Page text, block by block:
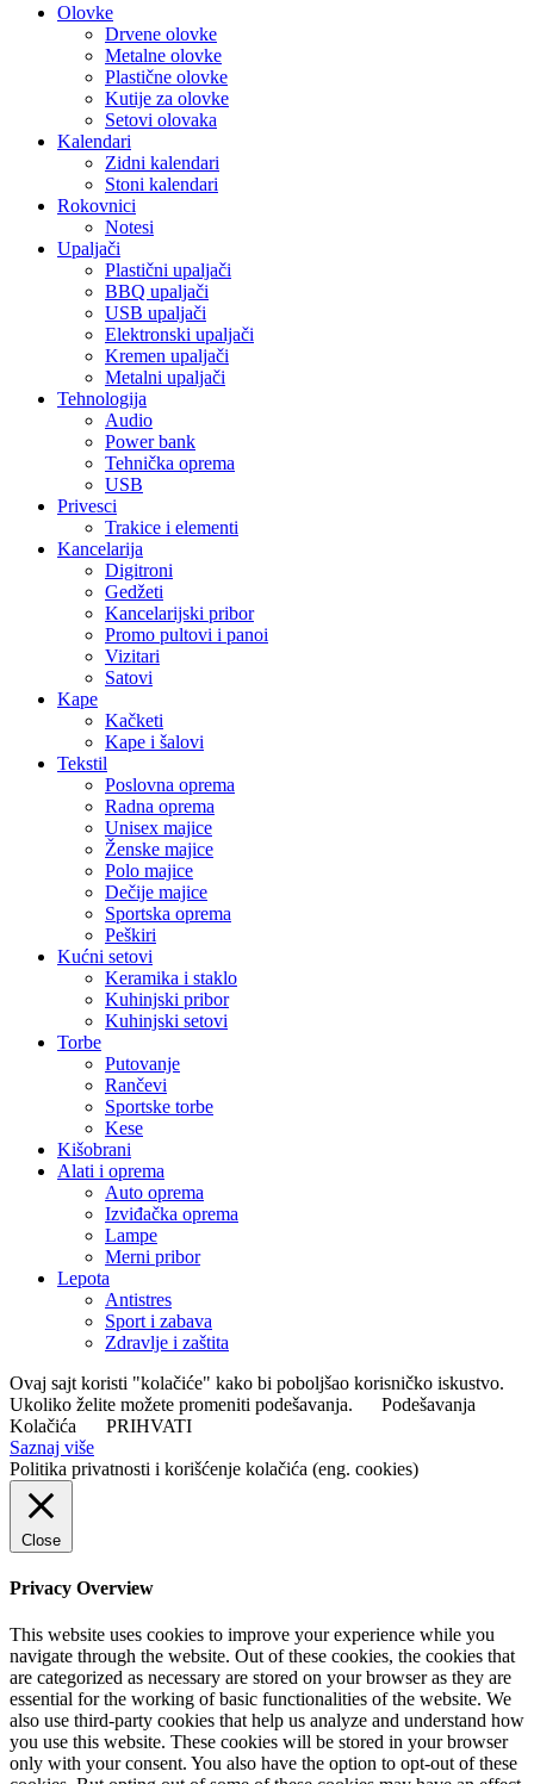
Olovke
Drvene olovke
Metalne olovke
Plastične olovke
Kutije za olovke
Setovi olovaka
Kalendari
Zidni kalendari
Stoni kalendari
Rokovnici
Notesi
Upaljači
Plastični upaljači
BBQ upaljači
USB upaljači
Elektronski upaljači
Kremen upaljači
Metalni upaljači
Tehnologija
Audio
Power bank
Tehnička oprema
USB
Privesci
Trakice i elementi
Kancelarija
Digitroni
Gedžeti
Kancelarijski pribor
Promo pultovi i panoi
Vizitari
Satovi
Kape
Kačketi
Kape i šalovi
Tekstil
Poslovna oprema
Radna oprema
Unisex majice
Ženske majice
Polo majice
Dečije majice
Sportska oprema
Peškiri
Kućni setovi
Keramika i staklo
Kuhinjski pribor
Kuhinjski setovi
Torbe
Putovanje
Rančevi
Sportske torbe
Kese
Kišobrani
Alati i oprema
Auto oprema
Izviđačka oprema
Lampe
Merni pribor
Lepota
Antistres
Sport i zabava
Zdravlje i zaštita
Ovaj sajt koristi "kolačiće" kako bi poboljšao korisničko iskustvo.
Ukoliko želite možete promeniti podešavanja.
Podešavanja
Kolačića
PRIHVATI
Saznaj više
Politika privatnosti i korišćenje kolačića (eng. cookies)
Close
Privacy Overview
This website uses cookies to improve your experience while you
navigate through the website. Out of these cookies, the cookies that
are categorized as necessary are stored on your browser as they are
essential for the working of basic functionalities of the website. We
also use third-party cookies that help us analyze and understand how
you use this website. These cookies will be stored in your browser
only with your consent. You also have the option to opt-out of these